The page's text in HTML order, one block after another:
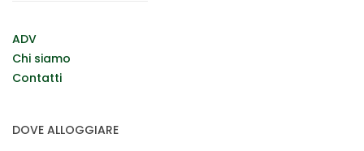
ADV
Chi siamo
Contatti
DOVE ALLOGGIARE